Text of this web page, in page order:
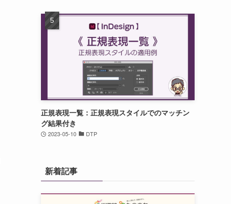
正規表現一覧：正規表現スタイルでのマッチン
グ結果付き
2023-05-10 DTP
新着記事